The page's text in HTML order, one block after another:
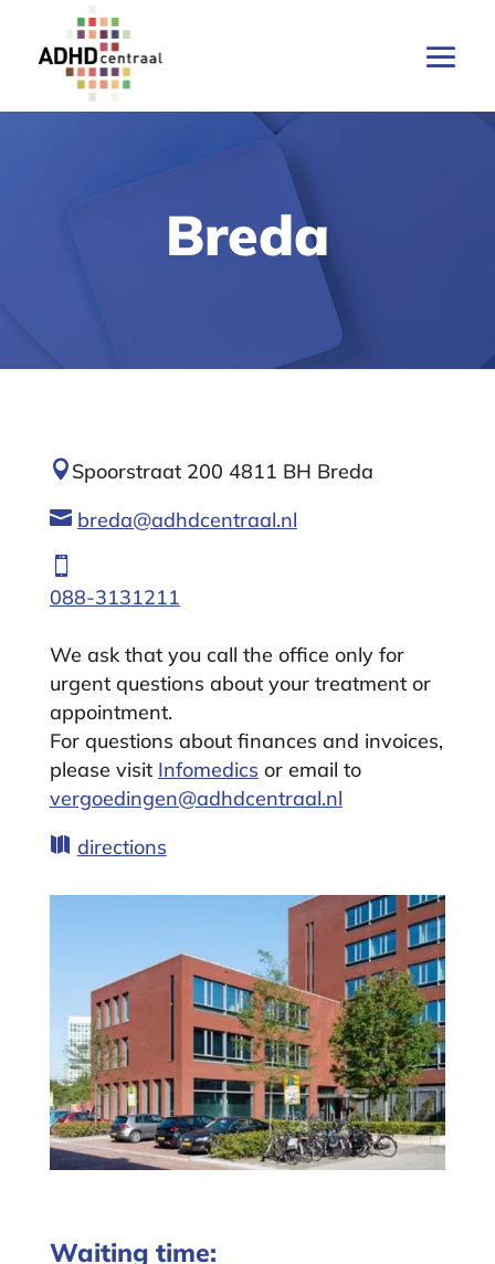
Breda
 Spoorstraat 200 4811 BH Breda
 breda@adhdcentraal.nl

088-3131211
We ask that you call the office only for
urgent questions about your treatment or
appointment.
For questions about finances and invoices,
please visit Infomedics or email to
vergoedingen@adhdcentraal.nl
 directions
Waiting time: